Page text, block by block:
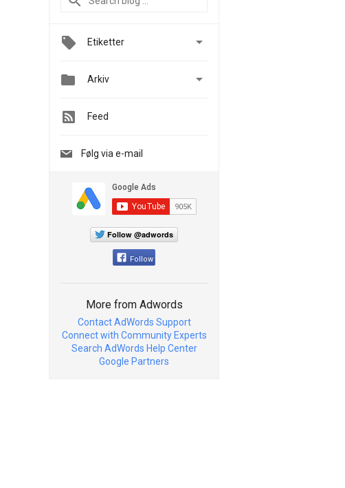
Etiketter 
 Arkiv 
Feed
Følg via e-mail
Follow @adwords
Follow
More from Adwords
Contact AdWords Support
Connect with Community Experts
Search AdWords Help Center
Google Partners